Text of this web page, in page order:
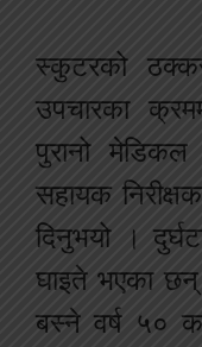
स्कुटरको
उपचारका
पुरानो
सहायक
दिनुभयो ।
घाइते भएका
बस्ने वर्ष ५०